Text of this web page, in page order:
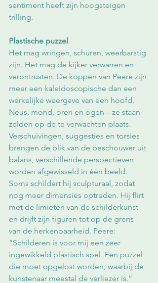
sentiment heeft zijn hoogsteigen
trilling.
Plastische puzzel
Het mag wringen, schuren, weerbarstig
zijn. Het mag de kijker verwarren en
verontrusten. De koppen van Peere zijn
meer een kaleidoscopische dan een
werkelijke weergave van een hoofd.
Neus, mond, oren en ogen – ze staan
zelden op de te verwachten plaats.
Verschuivingen, suggesties en torsies
brengen de blik van de beschouwer uit
balans, verschillende perspectieven
worden afgewisseld in één beeld.
Soms schildert hij sculpturaal, zodat
nog meer dimensies optreden. Hij flirt
met de limieten van de schilderkunst
en drijft zijn figuren tot op de grens
van de herkenbaarheid. Peere:
“Schilderen is voor mij een zeer
ingewikkeld plastisch spel. Een puzzel
die moet opgelost worden, waarbij de
kunstenaar meestal de verliezer is.”